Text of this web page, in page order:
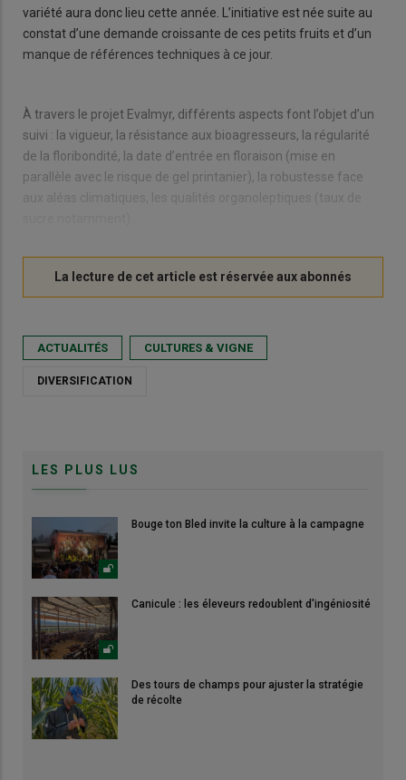
variété aura donc lieu cette année. L’initiative est née suite au
constat d’une demande croissante de ces petits fruits et d’un
manque de références techniques à ce jour.
À travers le projet Evalmyr, différents aspects font l’objet d’un
suivi : la vigueur, la résistance aux bioagresseurs, la régularité
de la floribondité, la date d’entrée en floraison (mise en
parallèle avec le risque de gel printanier), la robustesse face
ACTUALITÉS CULTURES & VIGNE
DIVERSIFICATION
LES PLUS LUS
Bouge ton Bled invite la culture à la campagne
Canicule : les éleveurs redoublent d'ingéniosité
Des tours de champs pour ajuster la stratégie
de récolte